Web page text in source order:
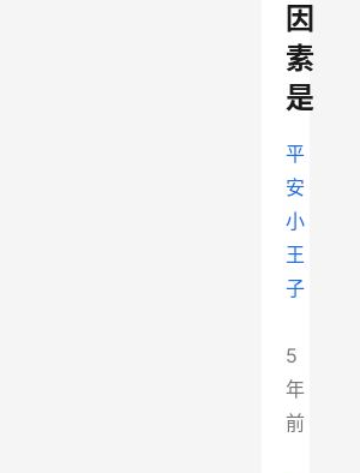
因
素
是
平
安
小
王
子
5
年
前